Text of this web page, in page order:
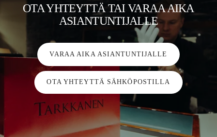
OTA YHTEYTTÄ TAI VARAA AIKA
ASIANTUNTIJALLE
VARAA AIKA ASIANTUNTIJALLE
OTA YHTEYTTÄ SÄHKÖPOSTILLA